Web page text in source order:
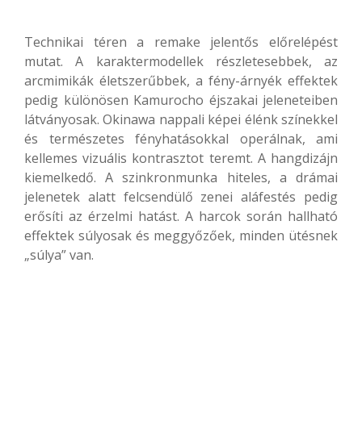
Technikai téren a remake jelentős előrelépést
mutat. A karaktermodellek részletesebbek, az
arcmimikák életszerűbbek, a fény-árnyék effektek
pedig különösen Kamurocho éjszakai jeleneteiben
látványosak. Okinawa nappali képei élénk színekkel
és természetes fényhatásokkal operálnak, ami
kellemes vizuális kontrasztot teremt. A hangdizájn
kiemelkedő. A szinkronmunka hiteles, a drámai
jelenetek alatt felcsendülő zenei aláfestés pedig
erősíti az érzelmi hatást. A harcok során hallható
effektek súlyosak és meggyőzőek, minden ütésnek
„súlya” van.